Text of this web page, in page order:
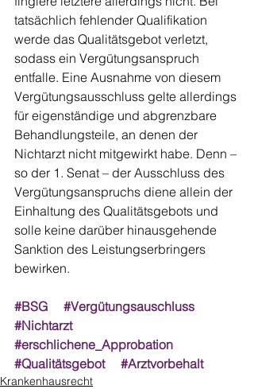
tatsächlich fehlender Qualifikation
werde das Qualitätsgebot verletzt,
sodass ein Vergütungsanspruch
entfalle. Eine Ausnahme von diesem
Vergütungsausschluss gelte allerdings
für eigenständige und abgrenzbare
Behandlungsteile, an denen der
Nichtarzt nicht mitgewirkt habe. Denn –
so der 1. Senat – der Ausschluss des
Vergütungsanspruchs diene allein der
Einhaltung des Qualitätsgebots und
solle keine darüber hinausgehende
Sanktion des Leistungserbringers
bewirken.
#BSG
#Vergütungsauschluss
#Nichtarzt
#erschlichene_Approbation
#Qualitätsgebot
#Arztvorbehalt
Krankenhausrecht